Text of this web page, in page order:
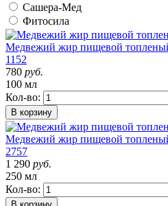
Сашера-Мед
Фитосила
Медвежий жир пищевой
1152
780 руб.
100 мл
Кол-во:
В корзину
Медвежий жир пищевой
2757
1 290 руб.
250 мл
Кол-во: